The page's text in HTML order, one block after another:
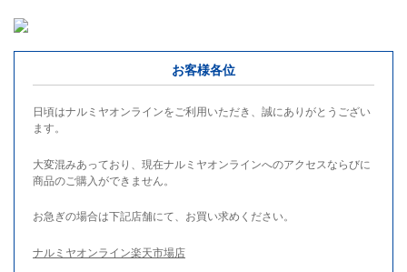
お客様各位
日頃はナルミヤオンラインをご利用いただき、誠にありがとうござい
ます。
大変混みあっており、現在ナルミヤオンラインへのアクセスならびに
商品のご購入ができません。
お急ぎの場合は下記店舗にて、お買い求めください。
ナルミヤオンライン楽天市場店